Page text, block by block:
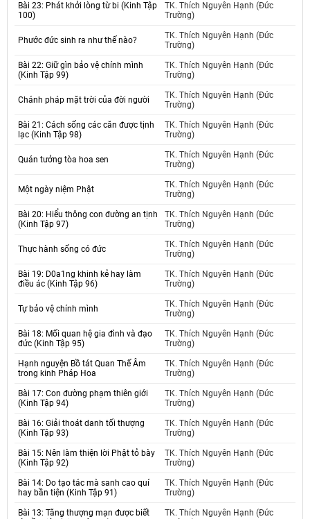
Bài 23: Phát khởi lòng từ bi (Kinh Tập
100)
TK. Thích Nguyên Hạnh (Đức
Trường)
Phước đức sinh ra như thế nào?
TK. Thích Nguyên Hạnh (Đức
Trường)
Bài 22: Giữ gìn bảo vệ chính mình
(Kinh Tập 99)
TK. Thích Nguyên Hạnh (Đức
Trường)
Chánh pháp mặt trời của đời người
TK. Thích Nguyên Hạnh (Đức
Trường)
Bài 21: Cách sống các căn được tịnh
lạc (Kinh Tập 98)
TK. Thích Nguyên Hạnh (Đức
Trường)
Quán tưởng tòa hoa sen
TK. Thích Nguyên Hạnh (Đức
Trường)
Một ngày niệm Phật
TK. Thích Nguyên Hạnh (Đức
Trường)
Bài 20: Hiểu thông con đường an tịnh
(Kinh Tập 97)
TK. Thích Nguyên Hạnh (Đức
Trường)
Thực hành sống có đức
TK. Thích Nguyên Hạnh (Đức
Trường)
Bài 19: D0a1ng khinh kẻ hay làm
điều ác (Kinh Tập 96)
TK. Thích Nguyên Hạnh (Đức
Trường)
Tự bảo vệ chính mình
TK. Thích Nguyên Hạnh (Đức
Trường)
Bài 18: Mối quan hệ gia đình và đạo
đức (Kinh Tập 95)
TK. Thích Nguyên Hạnh (Đức
Trường)
Hạnh nguyện Bồ tát Quan Thế Âm
trong kinh Pháp Hoa
TK. Thích Nguyên Hạnh (Đức
Trường)
Bài 17: Con đường phạm thiên giới
(Kinh Tập 94)
TK. Thích Nguyên Hạnh (Đức
Trường)
Bài 16: Giải thoát danh tối thượng
(Kinh Tập 93)
TK. Thích Nguyên Hạnh (Đức
Trường)
Bài 15: Nên làm thiện lời Phật tỏ bày
(Kinh Tập 92)
TK. Thích Nguyên Hạnh (Đức
Trường)
Bài 14: Do tạo tác mà sanh cao quí
hay bần tiện (Kinh Tập 91)
TK. Thích Nguyên Hạnh (Đức
Trường)
Bài 13: Tăng thượng mạn được biết
TK. Thích Nguyên Hạnh (Đức